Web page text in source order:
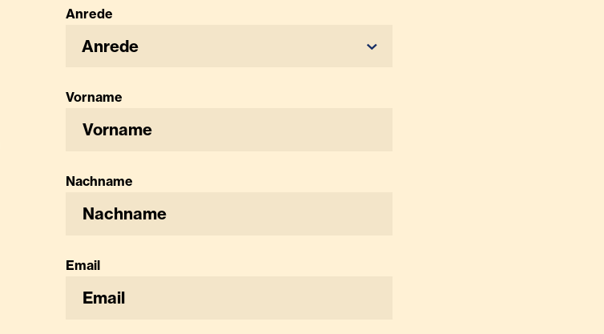
Anrede
Anrede
Vorname
Nachname
Email